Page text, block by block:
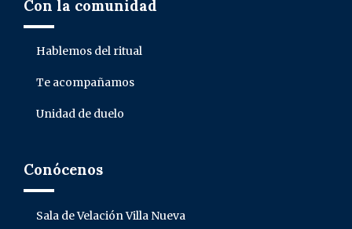
Con la comunidad
Hablemos del ritual
Te acompañamos
Unidad de duelo
Conócenos
Sala de Velación Villa Nueva